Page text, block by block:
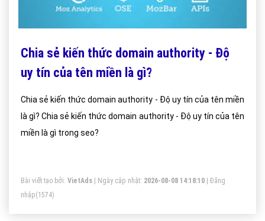
Chia sẻ kiến thức domain authority - Độ
uy tín của tên miền là gì?
Chia sẻ kiến thức domain authority - Độ uy tín của tên miền
là gì? Chia sẻ kiến thức domain authority - Độ uy tín của tên
miền là gì trong seo?
Bài viết tạo bởi: VietAds | Ngày cập nhật: 2026-08-08 14:18:10
Đăng
nhập(1574)